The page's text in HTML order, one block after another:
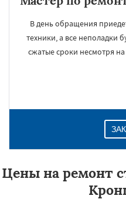
В день обращения
техники, а все неполадки
сжатые сроки несмотря
Цены на ремонт